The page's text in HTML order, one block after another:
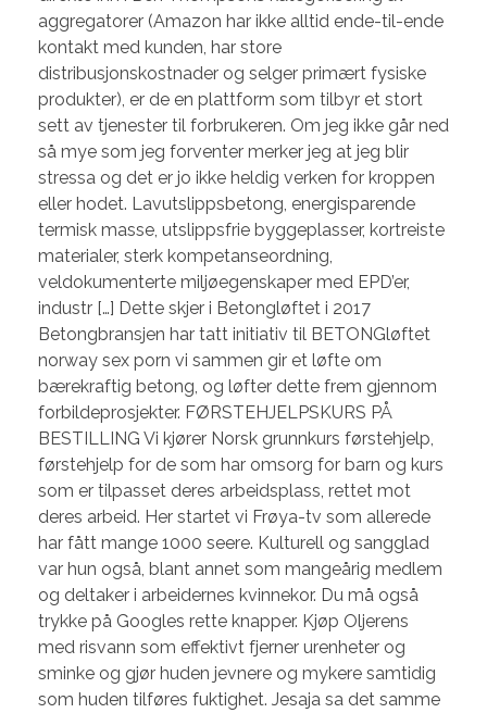
aggregatorer (Amazon har ikke alltid ende-til-ende
kontakt med kunden, har store
distribusjonskostnader og selger primært fysiske
produkter), er de en plattform som tilbyr et stort
sett av tjenester til forbrukeren. Om jeg ikke går ned
så mye som jeg forventer merker jeg at jeg blir
stressa og det er jo ikke heldig verken for kroppen
eller hodet. Lavutslippsbetong, energisparende
termisk masse, utslippsfrie byggeplasser, kortreiste
materialer, sterk kompetanseordning,
veldokumenterte miljøegenskaper med EPD’er,
industr […] Dette skjer i Betongløftet i 2017
Betongbransjen har tatt initiativ til BETONGløftet
norway sex porn vi sammen gir et løfte om
bærekraftig betong, og løfter dette frem gjennom
forbildeprosjekter. FØRSTEHJELPSKURS PÅ
BESTILLING Vi kjører Norsk grunnkurs førstehjelp,
førstehjelp for de som har omsorg for barn og kurs
som er tilpasset deres arbeidsplass, rettet mot
deres arbeid. Her startet vi Frøya-tv som allerede
har fått mange 1000 seere. Kulturell og sangglad
var hun også, blant annet som mangeårig medlem
og deltaker i arbeidernes kvinnekor. Du må også
trykke på Googles rette knapper. Kjøp Oljerens
med risvann som effektivt fjerner urenheter og
sminke og gjør huden jevnere og mykere samtidig
som huden tilføres fuktighet. Jesaja sa det samme